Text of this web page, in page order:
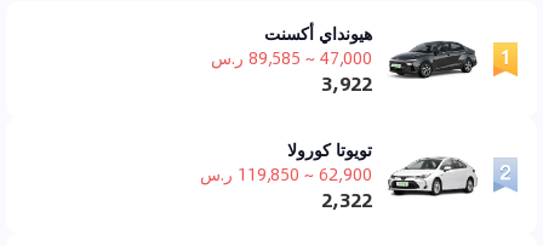
هيونداي أكسنت
47,000 ~ 89,585 ر.س
3,922
تويوتا كورولا
62,900 ~ 119,850 ر.س
2,322